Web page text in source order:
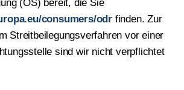
(OS) bereit, die Sie
consumers/odr fin­den. Zur
Streit­bei­le­gungs­ver­fah­ren vor einer
sind wir nicht ver­pflich­tet